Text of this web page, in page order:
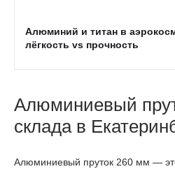
Алюминий и титан в
лёгкость vs прочность
Алюминиевый
склада в
Алюминиевый пруток 260 мм —